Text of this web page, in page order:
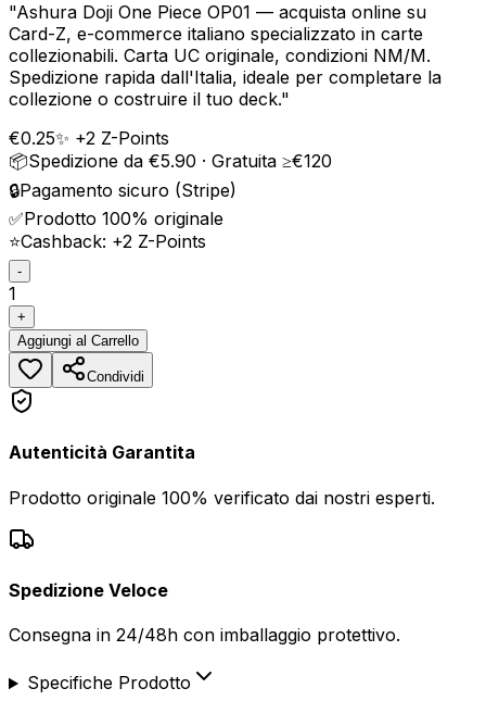
"Ashura Doji One Piece OP01 — acquista online su
Card-Z, e-commerce italiano specializzato in carte
collezionabili. Carta UC originale, condizioni NM/M.
Spedizione rapida dall'Italia, ideale per completare la
collezione o costruire il tuo deck."
€0.25✨ +2 Z-Points
📦Spedizione da €5.90 · Gratuita ≥€120
🔒Pagamento sicuro (Stripe)
✅Prodotto 100% originale
⭐Cashback: +2 Z-Points
-
1
+
Aggiungi al Carrello
Condividi
Autenticità Garantita
Prodotto originale 100% verificato dai nostri esperti.
Spedizione Veloce
Consegna in 24/48h con imballaggio protettivo.
Specifiche Prodotto